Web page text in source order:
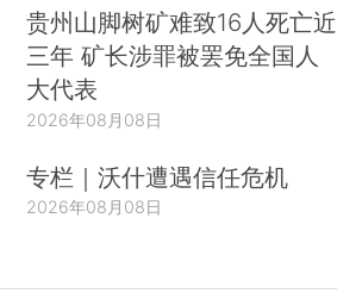
贵州山脚树矿难致16人死亡近
三年 矿长涉罪被罢免全国人
大代表
2026年08月08日
专栏｜沃什遭遇信任危机
2026年08月08日